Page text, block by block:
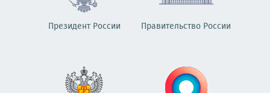
Президент России Правительство России